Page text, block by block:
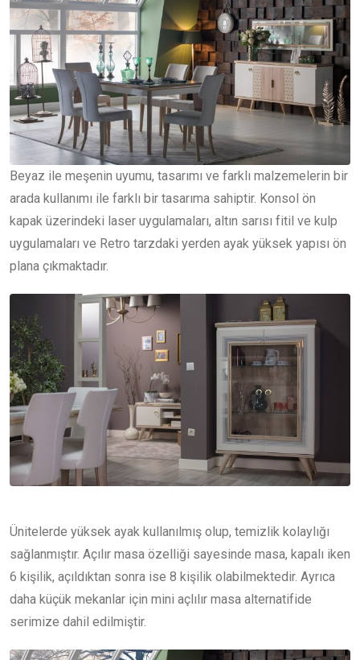
Beyaz ile meşenin uyumu, tasarımı ve farklı malzemelerin bir
arada kullanımı ile farklı bir tasarıma sahiptir. Konsol ön
kapak üzerindeki laser uygulamaları, altın sarısı fitil ve kulp
uygulamaları ve Retro tarzdaki yerden ayak yüksek yapısı ön
plana çıkmaktadır.
Ünitelerde yüksek ayak kullanılmış olup, temizlik kolaylığı
sağlanmıştır. Açılır masa özelliği sayesinde masa, kapalı iken
6 kişilik, açıldıktan sonra ise 8 kişilik olabilmektedir. Ayrıca
daha küçük mekanlar için mini açlılır masa alternatifide
serimize dahil edilmiştir.